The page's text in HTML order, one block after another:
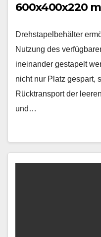
600x400x220
Drehstapelbehälter
Nutzung des
ineinander gestapelt
nicht nur Platz gespart,
Rücktransport der
und…